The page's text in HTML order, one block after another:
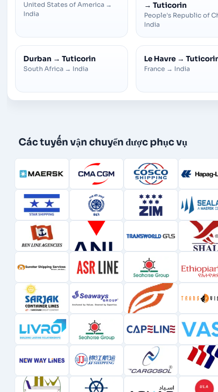
United States of America →
India
→ Tuticorin
People's Republic of
India
Durban → Tuticorin
South Africa → India
Le Havre →
France → India
Các tuyến vận chuyển được phục vụ